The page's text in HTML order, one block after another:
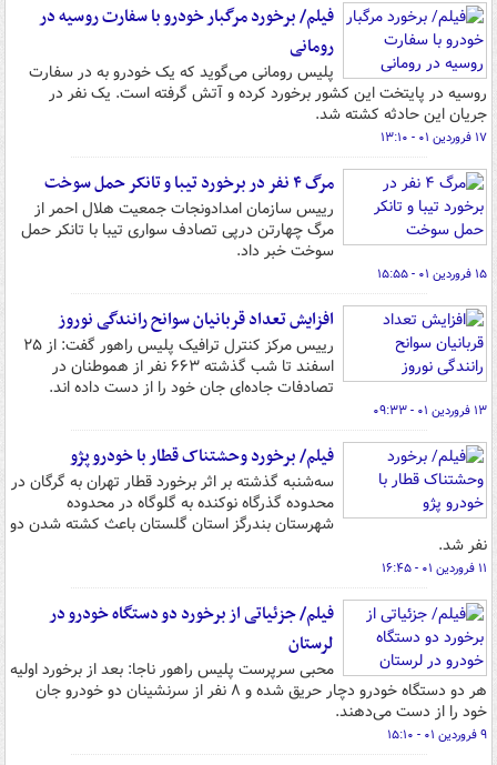
فیلم/ برخورد مرگبار خودرو با سفارت روسیه در
رومانی
پلیس رومانی می‌گوید که یک خودرو به در سفارت
روسیه در پایتخت این کشور برخورد کرده و آتش گرفته است. یک نفر در
جریان این حادثه کشته شد.
۱۷ فروردین ۰۱ - ۱۳:۱۰
مرگ ۴ نفر در برخورد تیبا و تانکر حمل سوخت
رییس سازمان امدادونجات جمعیت هلال احمر از
مرگ چهارتن درپی تصادف سواری تیبا با تانکر حمل
سوخت خبر داد.
۱۵ فروردین ۰۱ - ۱۵:۵۵
افزایش تعداد قربانیان سوانح رانندگی نوروز
رییس مرکز کنترل ترافیک پلیس راهور گفت: از ۲۵
اسفند تا شب گذشته ۶۶۳ نفر از هموطنان در
تصادفات جاده‌ای جان خود را از دست داده اند.
۱۳ فروردین ۰۱ - ۰۹:۳۳
فیلم/ برخورد وحشتناک قطار با خودرو پژو
سه‌شنبه گذشته بر اثر برخورد قطار تهران به گرگان در
محدوده گذرگاه نوکنده به گلوگاه در محدوده
شهرستان بندرگز استان گلستان باعث کشته شدن دو
نفر شد.
۱۱ فروردین ۰۱ - ۱۶:۴۵
فیلم/ جزئیاتی از برخورد دو دستگاه خودرو در
لرستان
محبی سرپرست پلیس راهور ناجا: بعد از برخورد اولیه
هر دو دستگاه خودرو دچار حریق شده و ۸ نفر از سرنشینان دو خودرو جان
خود را از دست می‌دهند.
۹ فروردین ۰۱ - ۱۵:۱۰